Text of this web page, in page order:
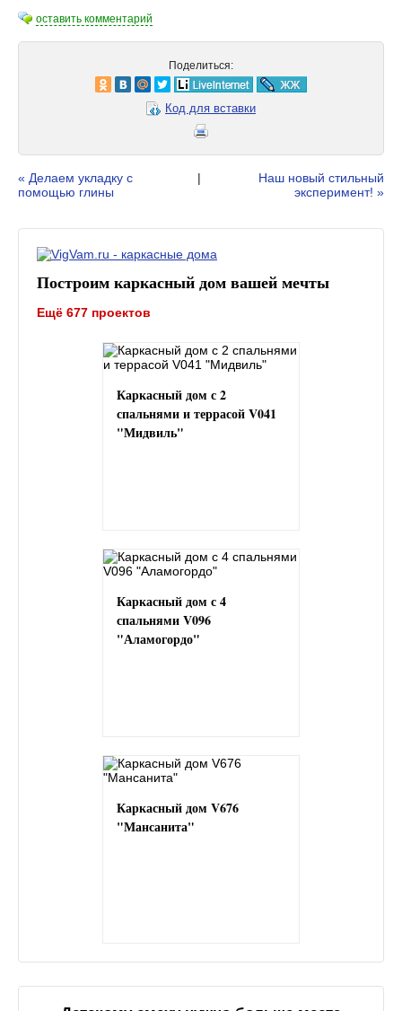
оставить комментарий
Поделиться:
Код для вставки
« Делаем укладку с
помощью глины
|
Наш новый стильный
эксперимент! »
Построим каркасный дом вашей мечты
Ещё 677 проектов
Каркасный дом с 2
спальнями и террасой V041
"Мидвиль"
Каркасный дом с 4
спальнями V096
"Аламогордо"
Каркасный дом V676
"Мансанита"